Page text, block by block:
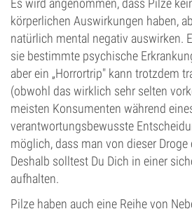
Es wird angenommen, dass Pilze
körperlichen Auswirkungen haben,
natürlich mental negativ auswirken.
sie bestimmte psychische
aber ein „Horrortrip" kann trotzdem
(obwohl das wirklich sehr selten
meisten Konsumenten während
verantwortungsbewusste
möglich, dass man von dieser
Deshalb solltest Du Dich in einer
aufhalten.
Pilze haben auch eine Reihe von